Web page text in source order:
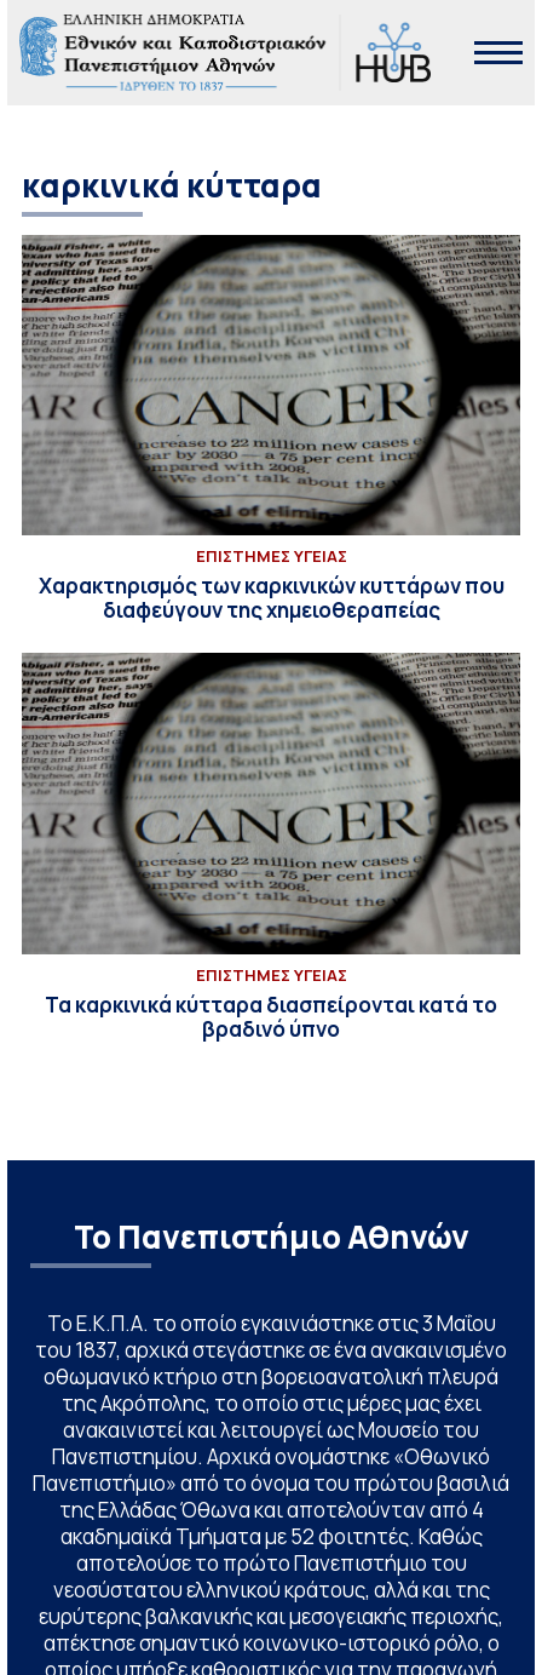
καρκινικά κύτταρα
ΕΠΙΣΤΗΜΕΣ ΥΓΕΙΑΣ
Χαρακτηρισμός των καρκινικών κυττάρων που
διαφεύγουν της χημειοθεραπείας
ΕΠΙΣΤΗΜΕΣ ΥΓΕΙΑΣ
Τα καρκινικά κύτταρα διασπείρονται κατά το
βραδινό ύπνο
Το Πανεπιστήμιο Αθηνών
Το Ε.Κ.Π.Α. το οποίο εγκαινιάστηκε στις 3 Μαΐου
του 1837, αρχικά στεγάστηκε σε ένα ανακαινισμένο
οθωμανικό κτήριο στη βορειοανατολική πλευρά
της Ακρόπολης, το οποίο στις μέρες μας έχει
ανακαινιστεί και λειτουργεί ως Μουσείο του
Πανεπιστημίου. Αρχικά ονομάστηκε «Οθωνικό
Πανεπιστήμιο» από το όνομα του πρώτου βασιλιά
της Ελλάδας Όθωνα και αποτελούνταν από 4
ακαδημαϊκά Τμήματα με 52 φοιτητές. Καθώς
αποτελούσε το πρώτο Πανεπιστήμιο του
νεοσύστατου ελληνικού κράτους, αλλά και της
ευρύτερης βαλκανικής και μεσογειακής περιοχής,
απέκτησε σημαντικό κοινωνικο-ιστορικό ρόλο, ο